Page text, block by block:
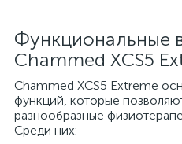
Функциональные
Chammed XCS5
Chammed XCS5 Extreme
функций, которые
разнообразные
Среди них: